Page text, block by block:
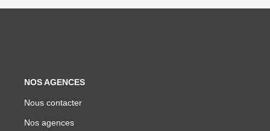
NOS AGENCES
Nous contacter
Nos agences